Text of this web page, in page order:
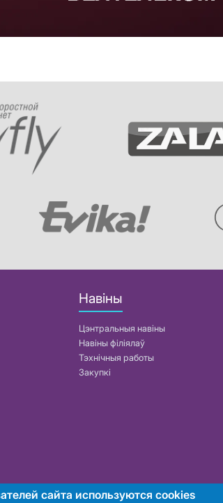
Навіны
Цэнтральныя навіны
Навіны філіялаў
Тэхнічныя работы
Закупкі
сайта используются cookies